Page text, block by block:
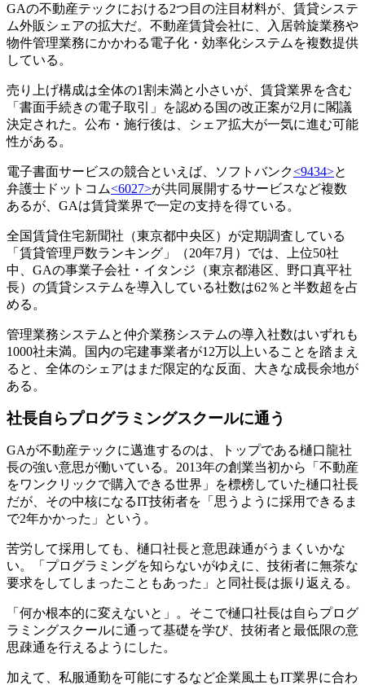
GAの不動産テックにおける2つ目の注目材料が、賃貸システ
ム外販シェアの拡大だ。不動産賃貸会社に、入居斡旋業務や
物件管理業務にかかわる電子化・効率化システムを複数提供
している。
売り上げ構成は全体の1割未満と小さいが、賃貸業界を含む
「書面手続きの電子取引」を認める国の改正案が2月に閣議
決定された。公布・施行後は、シェア拡大が一気に進む可能
性がある。
電子書面サービスの競合といえば、ソフトバンク<9434>と
弁護士ドットコム<6027>が共同展開するサービスなど複数
あるが、GAは賃貸業界で一定の支持を得ている。
全国賃貸住宅新聞社（東京都中央区）が定期調査している
「賃貸管理戸数ランキング」（20年7月）では、上位50社
中、GAの事業子会社・イタンジ（東京都港区、野口真平社
長）の賃貸システムを導入している社数は62％と半数超を占
める。
管理業務システムと仲介業務システムの導入社数はいずれも
1000社未満。国内の宅建事業者が12万以上いることを踏まえ
ると、全体のシェアはまだ限定的な反面、大きな成長余地が
ある。
社長自らプログラミングスクールに通う
GAが不動産テックに邁進するのは、トップである樋口龍社
長の強い意思が働いている。2013年の創業当初から「不動産
をワンクリックで購入できる世界」を標榜していた樋口社長
だが、その中核になるIT技術者を「思うように採用できるま
で2年かかった」という。
苦労して採用しても、樋口社長と意思疎通がうまくいかな
い。「プログラミングを知らないがゆえに、技術者に無茶な
要求をしてしまったこともあった」と同社長は振り返える。
「何か根本的に変えないと」。そこで樋口社長は自らプログ
ラミングスクールに通って基礎を学び、技術者と最低限の意
思疎通を行えるようにした。
加えて、私服通勤を可能にするなど企業風土もIT業界に合わ